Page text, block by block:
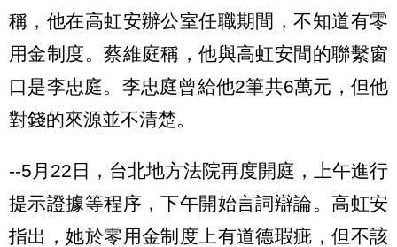
稱，他在高虹安辦公室任職期間，不知道有零
用金制度。蔡維庭稱，他與高虹安間的聯繫窗
口是李忠庭。李忠庭曾給他2筆共6萬元，但他
對錢的來源並不清楚。
--5月22日，台北地方法院再度開庭，上午進行
提示證據等程序，下午開始言詞辯論。高虹安
指出，她於零用金制度上有道德瑕疵，但不該